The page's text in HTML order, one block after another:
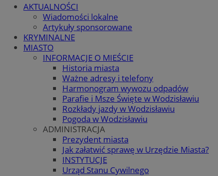
AKTUALNOŚCI
Wiadomości lokalne
Artykuły sponsorowane
KRYMINALNE
MIASTO
INFORMACJE O MIEŚCIE
Historia miasta
Ważne adresy i telefony
Harmonogram wywozu odpadów
Parafie i Msze Święte w Wodzisławiu
Rozkłady jazdy w Wodzisławiu
Pogoda w Wodzisławiu
ADMINISTRACJA
Prezydent miasta
Jak załatwić sprawę w Urzędzie Miasta?
INSTYTUCJE
Urząd Stanu Cywilnego